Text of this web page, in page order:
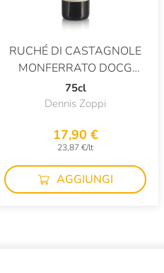
RUCHÉ DI CASTAGNOLE
MONFERRATO DOCG
VINO BIOLOGICO
75cl
Dennis Zoppi
17,90 €
23,87 €/lt
AGGIUNGI